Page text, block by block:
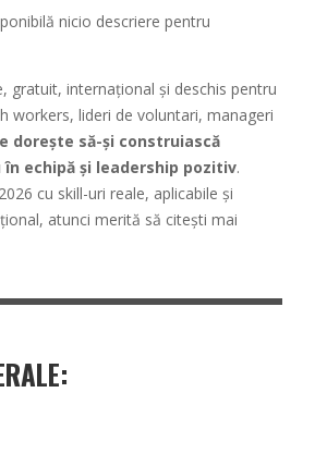
gratuit, internațional și deschis pentru
workers, lideri de voluntari, manageri
dorește să-și construiască
echipă și leadership pozitiv.
cu skill-uri reale, aplicabile și
atunci merită să citești mai